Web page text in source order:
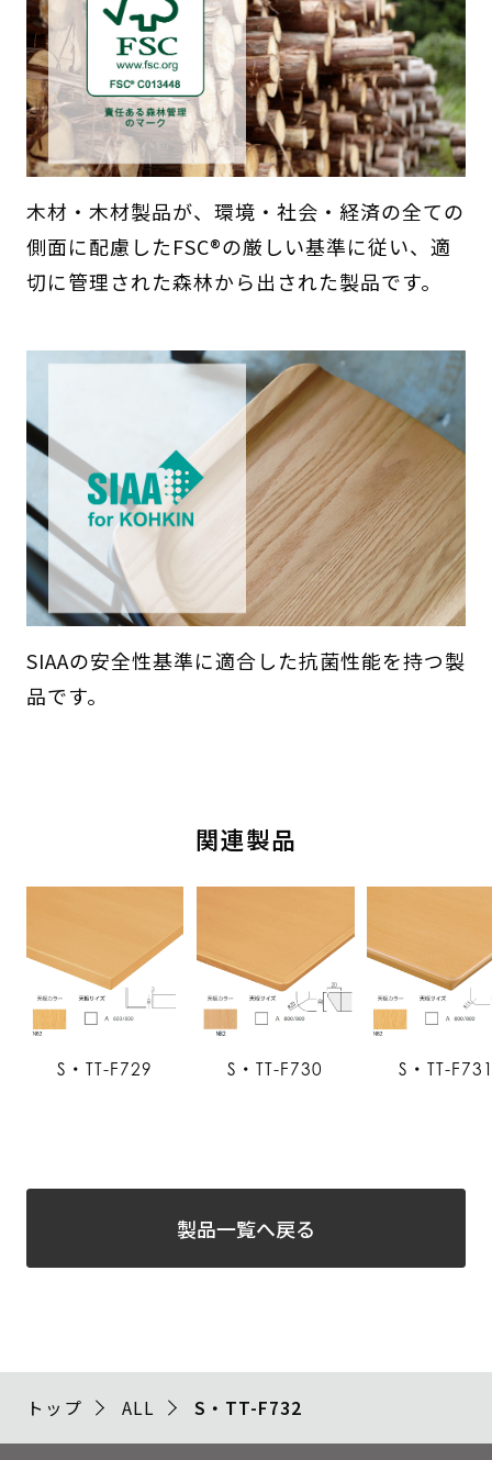
木材・木材製品が、環境・社会・経済の全ての
側面に配慮したFSC®の厳しい基準に従い、適
切に管理された森林から出された製品です。
SIAAの安全性基準に適合した抗菌性能を持つ製
品です。
関連製品
S・TT-F729 S・TT-F730 S・TT-
製品一覧へ戻る
トップ ALL S・TT-F732